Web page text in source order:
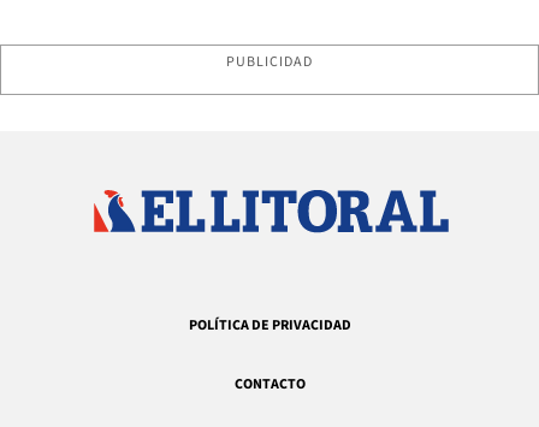
PUBLICIDAD
POLÍTICA DE PRIVACIDAD
CONTACTO